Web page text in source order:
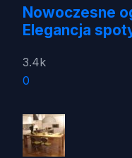
Nowoczesne
Elegancja
3.4k
0